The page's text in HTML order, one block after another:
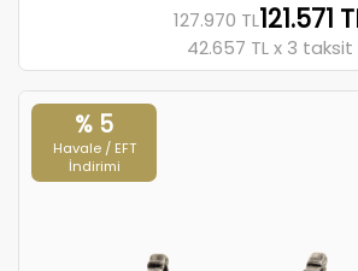
127.970 TL121.571
42.657 TL x 3 taksit
% 5
Havale / EFT
İndirimi